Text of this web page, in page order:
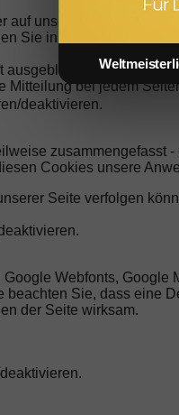
auf unserer Domain
Sie in den
wird und
Mitteilung bei jedem
deaktivieren.
Cookies unsere
Seite verfolgen
Webfonts,
Sie, dass eine
der Seite wirksam.